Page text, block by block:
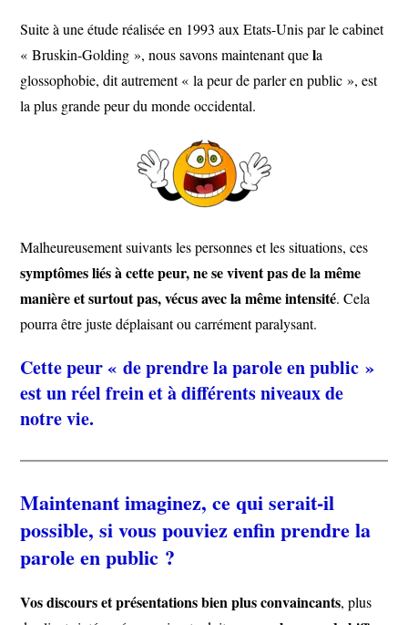
Suite à une étude réalisée en 1993 aux Etats-Unis par le cabinet
« Bruskin-Golding », nous savons maintenant quela
glossophobie, dit autrement « la peur de parler en public », est
la plus grande peur du monde occidental.
Malheureusement suivants les personnes et les situations, ces
symptômes liés à cette peur, ne se vivent pas de la même
manière et surtout pas, vécus avec la même intensité. Cela
pourra être juste déplaisant ou carrément paralysant.
Cette peur « de prendre la parole en public »
est un réel frein et à différents niveaux de
notre vie.
Maintenant imaginez, ce qui serait-il
possible, si vous pouviez enfin prendre la
parole en public ?
Vos discours et présentations bien plus convaincants, plus